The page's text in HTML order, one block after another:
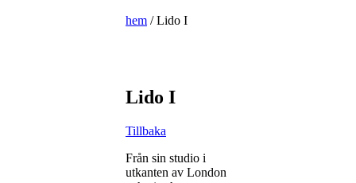
hem / Lido I
Lido I
Tillbaka
Från sin studio i
utkanten av London